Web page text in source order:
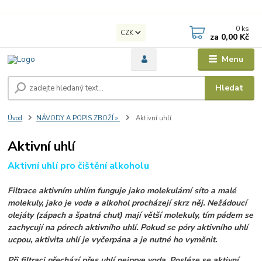
Menu
CZK
Hledat
0 ks
za 0,00 Kč
Úvod NÁVODY A POPIS ZBOŽÍ » Aktivní uhlí
Aktivní uhlí
Aktivní uhlí pro čištění alkoholu
Filtrace aktivním uhlím funguje jako molekulární síto a malé
molekuly, jako je voda a alkohol procházejí skrz něj. Nežádoucí
olejáty (zápach a špatná chuť) mají větší molekuly, tím pádem se
zachycují na pórech aktivního uhlí. Pokud se póry aktivního uhlí
ucpou, aktivita uhlí je vyčerpána a je nutné ho vyměnit.